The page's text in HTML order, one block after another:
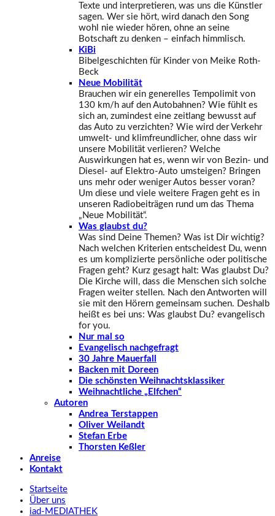
Texte und interpretieren, was uns die Künstler
sagen. Wer sie hört, wird danach den Song
wohl nie wieder hören, ohne an seine
Botschaft zu denken – einfach himmlisch.
KiBi
Bibelgeschichten für Kinder von Meike Roth-
Beck
Neue Mobilität
Brauchen wir ein generelles Tempolimit von
130 km/h auf den Autobahnen? Wie fühlt es
sich an, zumindest eine zeitlang bewusst auf
das Auto zu verzichten? Wie wird der Verkehr
umwelt- und klimfreundlicher, ohne dass wir
unsere Mobilität verlieren? Welche
Auswirkungen hat es, wenn wir von Bezin- und
Diesel- auf Elektro-Auto umsteigen? Bringen
uns mehr oder weniger Autos besser voran?
Um diese und viele weitere Fragen geht es in
unseren Radiobeiträgen rund um das Thema
„Neue Mobilität“.
Was glaubst du?
Was sind Deine Themen? Was ist Dir wichtig?
Nach welchen Kriterien entscheidest Du, wenn
es um komplizierte persönliche oder politische
Fragen geht? Kurz gesagt halt: Was glaubst Du?
Die Kirche will, dass die Menschen sich solche
Fragen weiter stellen. Nach den Antworten will
sie mit den Hörern gemeinsam suchen. Deshalb
heißt es bei uns: Was glaubst Du? evangelisch
for you.
Nur mal so
Evangelisch nachgefragt
30 Jahre Mauerfall
Backen mit Doreen
Die schönsten Weihnachtsklassiker
Weihnachtliche „Elfchen“
Autoren
Andrea Terstappen
Oliver Weilandt
Stefan Erbe
Thorsten Keßler
Anreise
Kontakt
Startseite
Über uns
iad-MEDIATHEK